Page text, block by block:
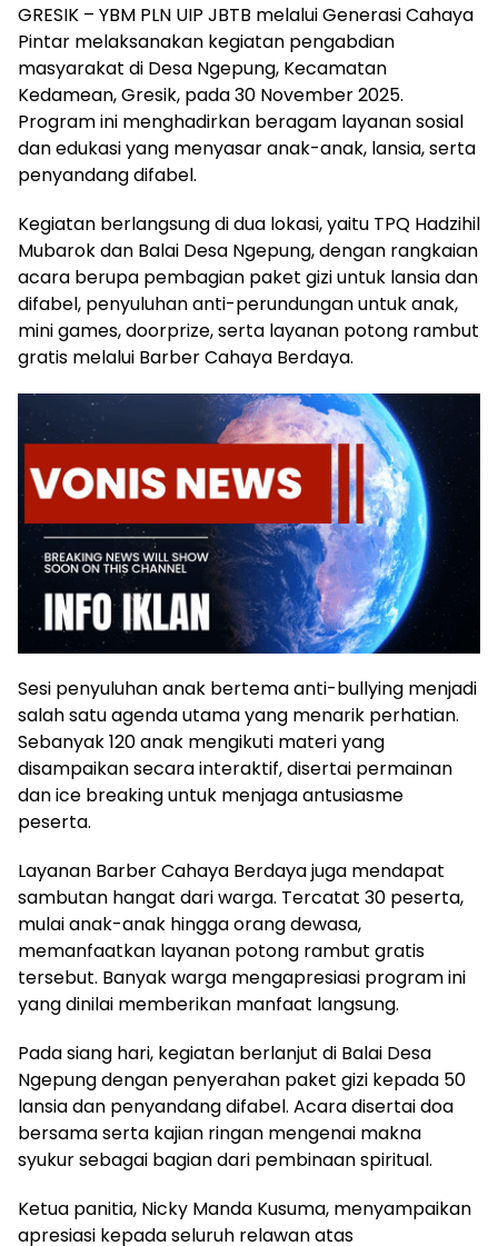
GRESIK – YBM PLN UIP JBTB melalui Generasi Cahaya
Pintar melaksanakan kegiatan pengabdian
masyarakat di Desa Ngepung, Kecamatan
Kedamean, Gresik, pada 30 November 2025.
Program ini menghadirkan beragam layanan sosial
dan edukasi yang menyasar anak-anak, lansia, serta
penyandang difabel.
Kegiatan berlangsung di dua lokasi, yaitu TPQ Hadzihil
Mubarok dan Balai Desa Ngepung, dengan rangkaian
acara berupa pembagian paket gizi untuk lansia dan
difabel, penyuluhan anti-perundungan untuk anak,
mini games, doorprize, serta layanan potong rambut
gratis melalui Barber Cahaya Berdaya.
Sesi penyuluhan anak bertema anti-bullying menjadi
salah satu agenda utama yang menarik perhatian.
Sebanyak 120 anak mengikuti materi yang
disampaikan secara interaktif, disertai permainan
dan ice breaking untuk menjaga antusiasme
peserta.
Layanan Barber Cahaya Berdaya juga mendapat
sambutan hangat dari warga. Tercatat 30 peserta,
mulai anak-anak hingga orang dewasa,
memanfaatkan layanan potong rambut gratis
tersebut. Banyak warga mengapresiasi program ini
yang dinilai memberikan manfaat langsung.
Pada siang hari, kegiatan berlanjut di Balai Desa
Ngepung dengan penyerahan paket gizi kepada 50
lansia dan penyandang difabel. Acara disertai doa
bersama serta kajian ringan mengenai makna
syukur sebagai bagian dari pembinaan spiritual.
Ketua panitia, Nicky Manda Kusuma, menyampaikan
apresiasi kepada seluruh relawan atas